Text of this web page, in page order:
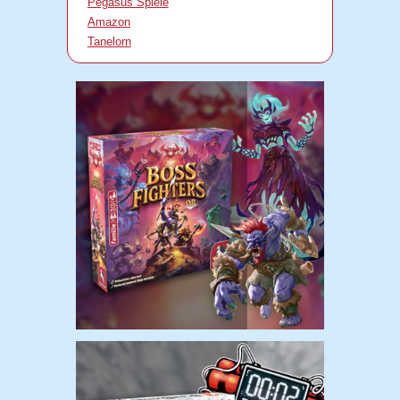
Amazon
Tanelorn